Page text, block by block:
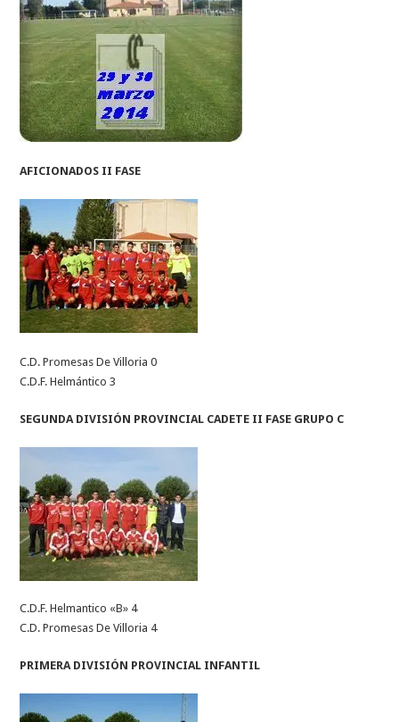
AFICIONADOS II FASE
C.D. Promesas De Villoria 0
C.D.F. Helmántico 3
SEGUNDA DIVISIÓN PROVINCIAL CADETE II FASE GRUPO C
C.D.F. Helmantico «B» 4
C.D. Promesas De Villoria 4
PRIMERA DIVISIÓN PROVINCIAL INFANTIL